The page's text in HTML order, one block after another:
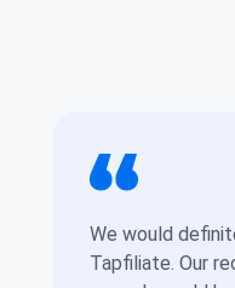
We would
Tapfiliate. Our